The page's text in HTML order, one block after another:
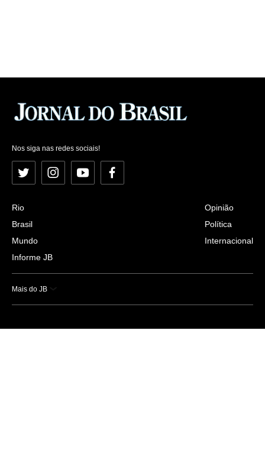
Nos siga nas redes sociais!
Twitter InstagramYouTubeFacebook
Rio
Brasil
Mundo
Informe JB
Opinião
Política
Internacional
Mais do JB
Esportes